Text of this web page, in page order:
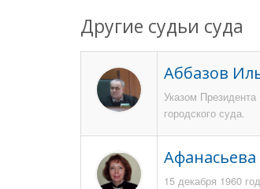
Другие судьи суда
Аббазов
Указом
городского суда.
15 декабря 1960